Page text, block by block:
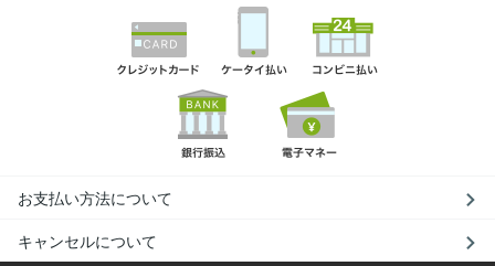
お支払い方法について
キャンセルについて